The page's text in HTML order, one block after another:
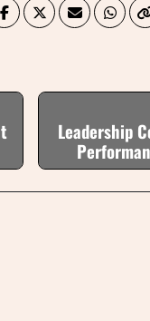
Leadership